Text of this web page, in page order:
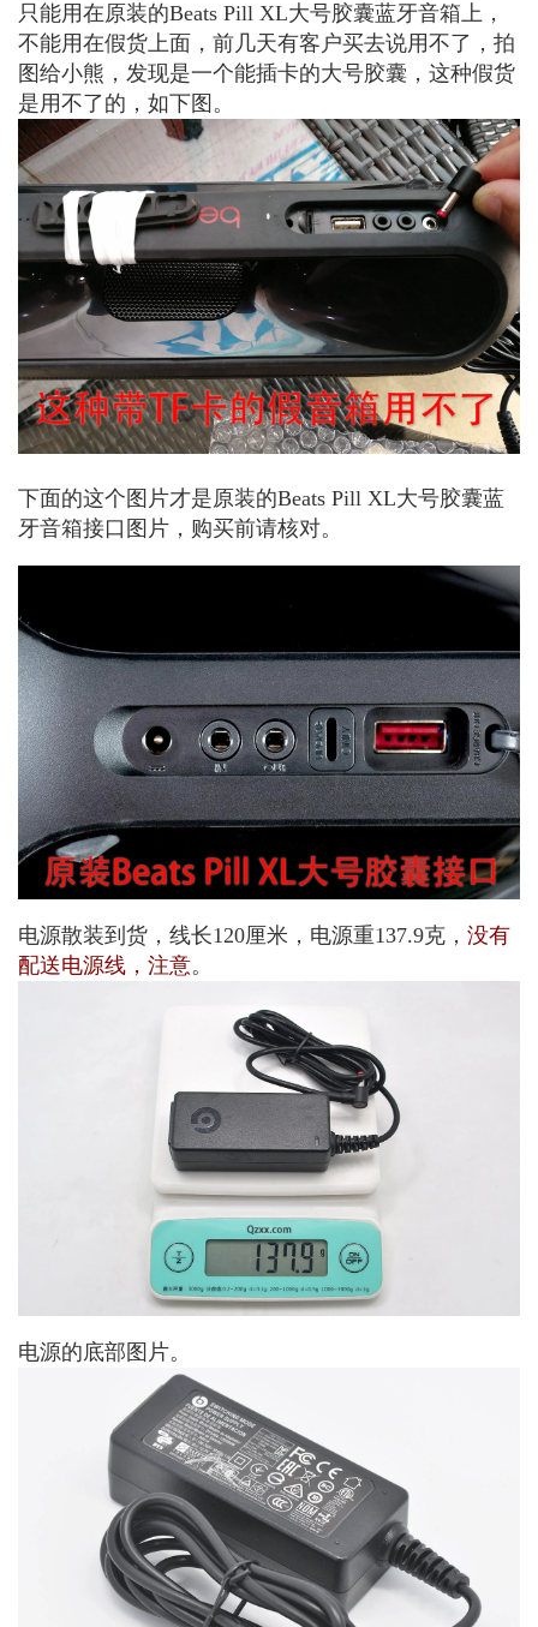
只能用在原装的Beats Pill XL大号胶囊蓝牙音箱上，
不能用在假货上面，前几天有客户买去说用不了，拍
图给小熊，发现是一个能插卡的大号胶囊，这种假货
是用不了的，如下图。
下面的这个图片才是原装的Beats Pill XL大号胶囊蓝
牙音箱接口图片，购买前请核对。
电源散装到货，线长120厘米，电源重137.9克， 没有
配送电源线，注意。
电源的底部图片。